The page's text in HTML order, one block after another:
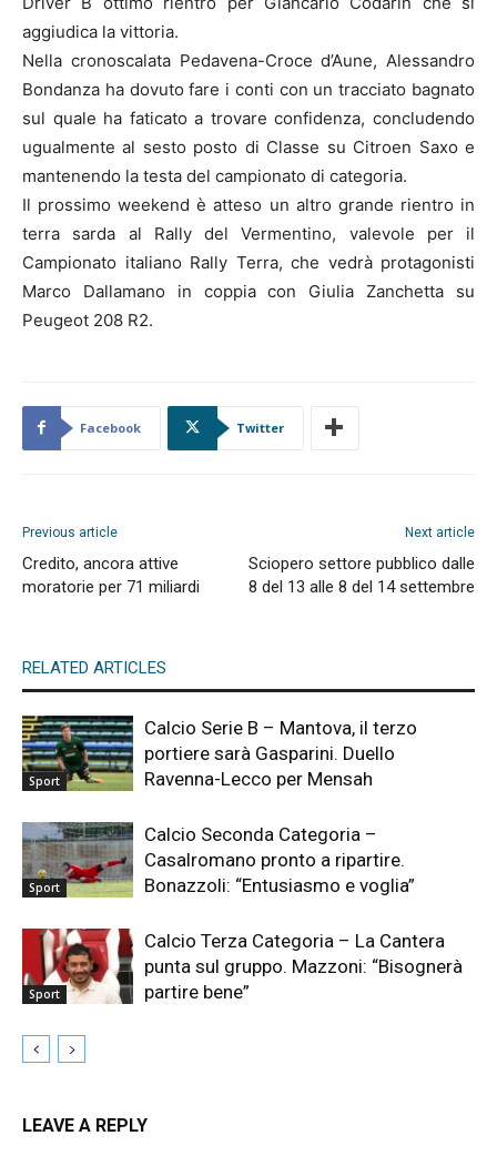
aggiudica la vittoria.
Nella cronoscalata Pedavena-Croce d’Aune, Alessandro
Bondanza ha dovuto fare i conti con un tracciato bagnato
sul quale ha faticato a trovare confidenza, concludendo
ugualmente al sesto posto di Classe su Citroen Saxo e
mantenendo la testa del campionato di categoria.
Il prossimo weekend è atteso un altro grande rientro in
terra sarda al Rally del Vermentino, valevole per il
Campionato italiano Rally Terra, che vedrà protagonisti
Marco Dallamano in coppia con Giulia Zanchetta su
Peugeot 208 R2.
Facebook Twitter
Previous article
Credito, ancora attive
moratorie per 71 miliardi
Next article
Sciopero settore pubblico dalle
8 del 13 alle 8 del 14 settembre
RELATED ARTICLES
Sport
Calcio Serie B – Mantova, il terzo
portiere sarà Gasparini. Duello
Ravenna-Lecco per Mensah
Sport
Calcio Seconda Categoria –
Casalromano pronto a ripartire.
Bonazzoli: “Entusiasmo e voglia”
Sport
Calcio Terza Categoria – La Cantera
punta sul gruppo. Mazzoni: “Bisognerà
partire bene”
LEAVE A REPLY